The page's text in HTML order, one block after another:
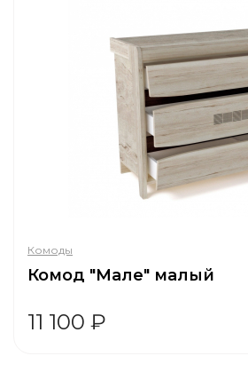
Комоды
Комод "Мале" малый
11 100 ₽